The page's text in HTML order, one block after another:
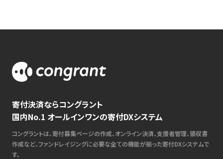
寄付決済ならコングラント
国内No.1 オールインワンの寄付DXシステム
コングラントは、寄付募集ページの作成、オンライン決済、支援者管理、領収書
作成など、ファンドレイジングに必要な全ての機能が揃った寄付DXシステムで
す。